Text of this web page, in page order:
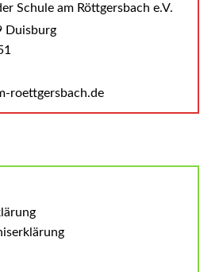
Schule am Röttgersbach e.V.
Duisburg
roettgersbach.de